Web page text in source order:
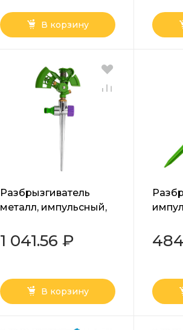
В корзину
Разбрызгиватель
металл, импульсный,
Palisad
1 041.56 ₽
В корзину